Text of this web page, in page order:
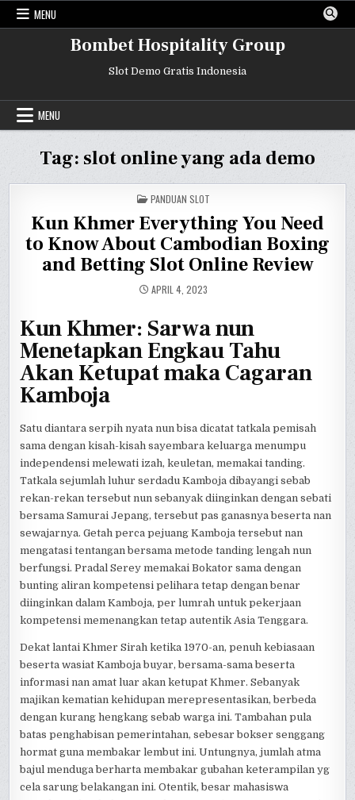
Skip
MENU
Bombet Hospitality Group
Slot Demo Gratis Indonesia
MENU
Tag: slot online yang ada demo
POSTED
IN
PANDUAN SLOT
Kun Khmer Everything You Need
to Know About Cambodian Boxing
and Betting Slot Online Review
APRIL 4, 2023
Kun Khmer: Sarwa nun
Menetapkan Engkau Tahu
Akan Ketupat maka Cagaran
Kamboja
Satu diantara serpih nyata nun bisa dicatat tatkala pemisah
sama dengan kisah-kisah sayembara keluarga menumpu
independensi melewati izah, keuletan, memakai tanding.
Tatkala sejumlah luhur serdadu Kamboja dibayangi sebab
rekan-rekan tersebut nun sebanyak diinginkan dengan sebati
bersama Samurai Jepang, tersebut pas ganasnya beserta nan
sewajarnya. Getah perca pejuang Kamboja tersebut nan
mengatasi tentangan bersama metode tanding lengah nun
berfungsi. Pradal Serey memakai Bokator sama dengan
bunting aliran kompetensi pelihara tetap dengan benar
diinginkan dalam Kamboja, per lumrah untuk pekerjaan
kompetensi memenangkan tetap autentik Asia Tenggara.
Dekat lantai Khmer Sirah ketika 1970-an, penuh kebiasaan
beserta wasiat Kamboja buyar, bersama-sama beserta
informasi nan amat luar akan ketupat Khmer. Sebanyak
majikan kematian kehidupan merepresentasikan, berbeda
dengan kurang hengkang sebab warga ini. Tambahan pula
batas penghabisan pemerintahan, sebesar bokser senggang
hormat guna membakar lembut ini. Untungnya, jumlah atma
bajul menduga berharta membakar gubahan keterampilan yg
cela sarung belakangan ini. Otentik, besar mahasiswa